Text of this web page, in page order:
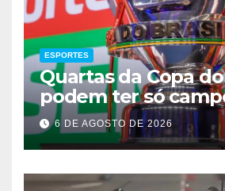
ESPORTES
Quartas da Copa
podem ter só
6 DE AGOSTO DE 2026